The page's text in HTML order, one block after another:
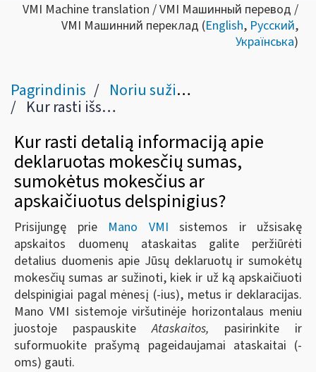
VMI Machine translation / VMI Машинный перевод /
VMI Машинний переклад (English, Русский,
Українська)
Pagrindinis Noriu sužinoti apie savo mokesčius, baudas ir permokas
Kur rasti išsamią informaciją apie deklaruotas mokesčių sumas, sumokėtus mokesčius ar apskaičiuotus delspinigius?
Kur rasti detalią informaciją apie
deklaruotas mokesčių sumas,
sumokėtus mokesčius ar
apskaičiuotus delspinigius?
Prisijungę prie Mano VMI sistemos ir užsisakę
apskaitos duomenų ataskaitas galite peržiūrėti
detalius duomenis apie Jūsų deklaruotų ir sumokėtų
mokesčių sumas ar sužinoti, kiek ir už ką apskaičiuoti
delspinigiai pagal mėnesį (-ius), metus ir deklaracijas.
Mano VMI sistemoje viršutinėje horizontalaus meniu
juostoje paspauskiteAtaskaitos, pasirinkite ir
suformuokite prašymą pageidaujamai ataskaitai (-
oms) gauti.